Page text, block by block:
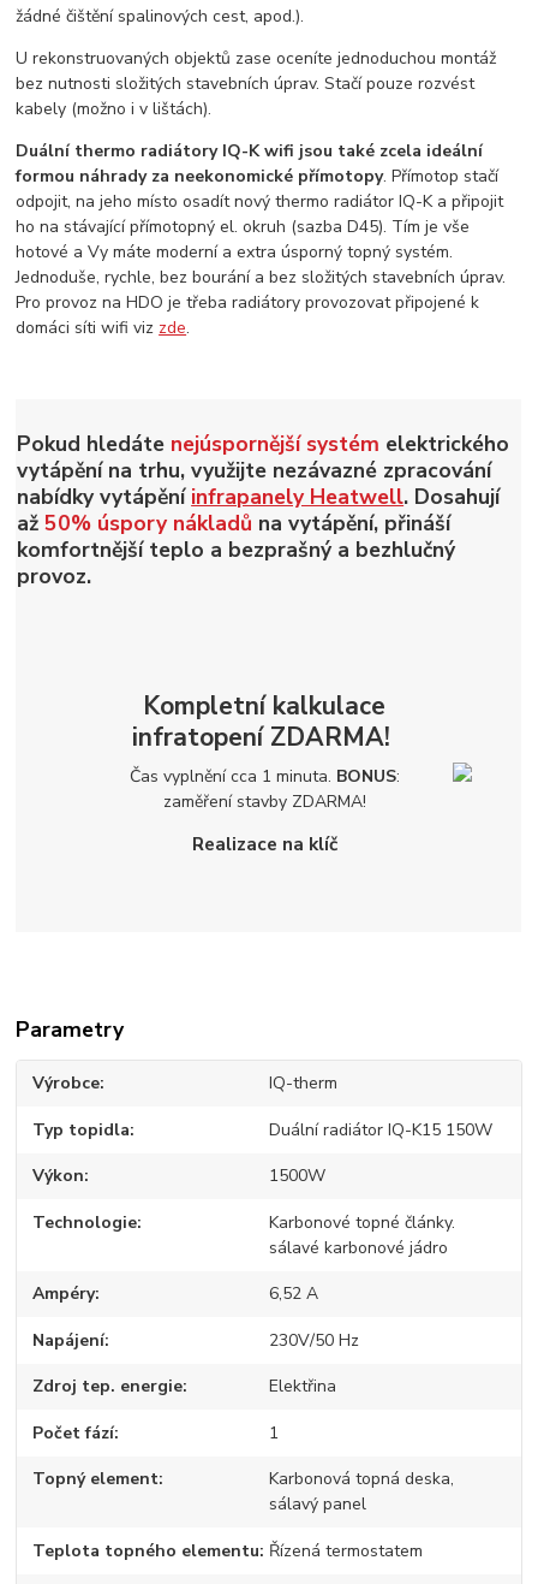
žádné čištění spalinových cest, apod.).
U rekonstruovaných objektů zase oceníte jednoduchou montáž
bez nutnosti složitých stavebních úprav. Stačí pouze rozvést
kabely (možno i v lištách).
Duální thermo radiátory IQ-K wifi jsou také zcela ideální
formou náhrady za neekonomické přímotopy. Přímotop stačí
odpojit, na jeho místo osadít nový thermo radiátor IQ-K a připojit
ho na stávající přímotopný el. okruh (sazba D45). Tím je vše
hotové a Vy máte moderní a extra úsporný topný systém.
Jednoduše, rychle, bez bourání a bez složitých stavebních úprav.
Pro provoz na HDO je třeba radiátory provozovat připojené k
domáci síti wifi viz zde.
Pokud hledáte nejúspornější systém elektrického
vytápění na trhu, využijte nezávazné zpracování
nabídky vytápění infrapanely Heatwell. Dosahují
až50% úspory nákladů na vytápění, přináší
komfortnější teplo a bezprašný a bezhlučný
provoz.
Kompletní kalkulace
infratopení ZDARMA!
Čas vyplnění cca 1 minuta. BONUS:
zaměření stavby ZDARMA!
Realizace na klíč
Parametry
Výrobce IQ-therm
Typ topidla Duální radiátor IQ-K15 150W
Výkon 1500W
Technologie
Karbonové topné články.
sálavé karbonové jádro
Ampéry 6,52 A
Napájení 230V/50 Hz
Zdroj tep. energie Elektřina
Počet fází 1
Topný element
Karbonová topná deska,
sálavý panel
Teplota topného elementu Řízená termostatem